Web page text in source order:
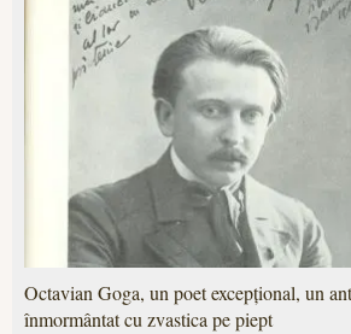
Octavian Goga, un poet excepțional, un
înmormântat cu zvastica pe piept